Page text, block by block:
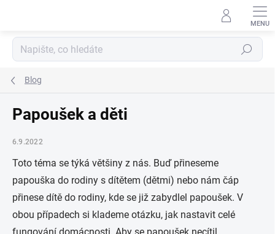
Hledat
Blog
Papoušek a děti
6.9.2022
Toto téma se týká většiny z nás. Buď přineseme
papouška do rodiny s dítětem (dětmi) nebo nám čáp
přinese dítě do rodiny, kde se již zabydlel papoušek. V
obou případech si klademe otázku, jak nastavit celé